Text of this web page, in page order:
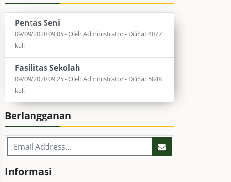
Pentas Seni
09/09/2020 09:05 - Oleh Administrator - Dilihat 4077
kali
Fasilitas Sekolah
09/09/2020 09:25 - Oleh Administrator - Dilihat 5848
kali
Berlangganan
Informasi